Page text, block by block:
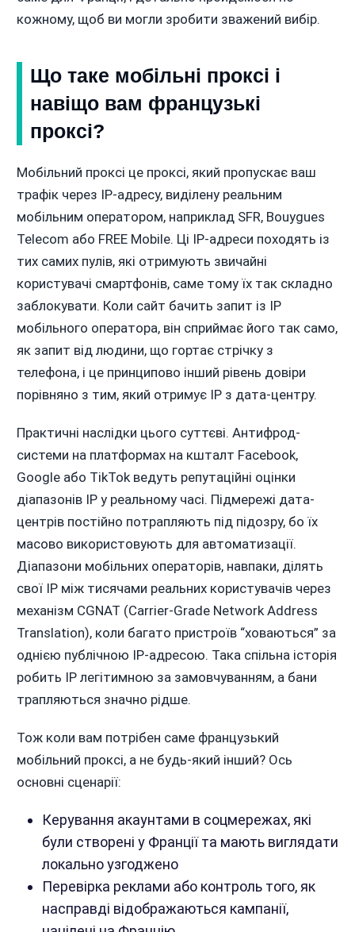
кожному, щоб ви могли зробити зважений вибір.
Що таке мобільні проксі і
навіщо вам французькі
проксі?
Мобільний проксі це проксі, який пропускає ваш
трафік через IP-адресу, виділену реальним
мобільним оператором, наприклад SFR, Bouygues
Telecom або FREE Mobile. Ці IP-адреси походять із
тих самих пулів, які отримують звичайні
користувачі смартфонів, саме тому їх так складно
заблокувати. Коли сайт бачить запит із IP
мобільного оператора, він сприймає його так само,
як запит від людини, що гортає стрічку з
телефона, і це принципово інший рівень довіри
порівняно з тим, який отримує IP з дата-центру.
Практичні наслідки цього суттєві. Антифрод-
системи на платформах на кшталт Facebook,
Google або TikTok ведуть репутаційні оцінки
діапазонів IP у реальному часі. Підмережі дата-
центрів постійно потрапляють під підозру, бо їх
масово використовують для автоматизації.
Діапазони мобільних операторів, навпаки, ділять
свої IP між тисячами реальних користувачів через
механізм CGNAT (Carrier-Grade Network Address
Translation), коли багато пристроїв “ховаються” за
однією публічною IP-адресою. Така спільна історія
робить IP легітимною за замовчуванням, а бани
трапляються значно рідше.
Тож коли вам потрібен саме французький
мобільний проксі, а не будь-який інший? Ось
основні сценарії:
Керування акаунтами в соцмережах, які
були створені у Франції та мають виглядати
локально узгоджено
Перевірка реклами або контроль того, як
насправді відображаються кампанії,